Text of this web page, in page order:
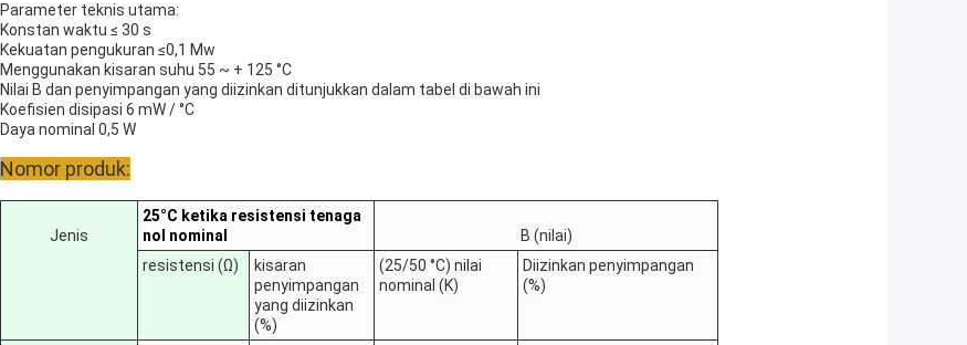
Parameter teknis utama:
Konstan waktu ≤ 30 s
Kekuatan pengukuran ≤0,1 Mw
Menggunakan kisaran suhu 55 ~ + 125 °C
Nilai B dan penyimpangan yang diizinkan ditunjukkan dalam tabel di bawah ini
Koefisien disipasi 6 mW / °C
Daya nominal 0,5 W
Nomor produk:
Jenis
25°C ketika resistensi tenaga
nol nominal
B (nilai)
resistensi (Ω)
kisaran
penyimpangan
yang diizinkan
(%)
(25/50 °C) nilai
nominal (K)
Diizinkan penyimpangan
(%)